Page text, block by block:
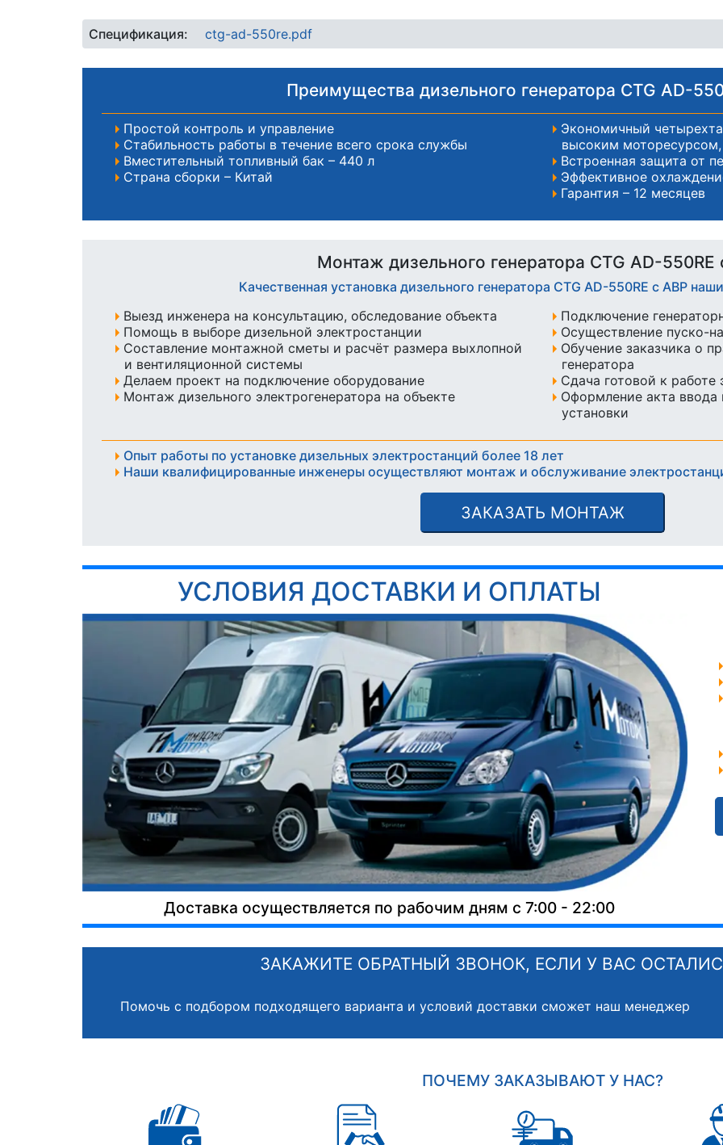
Спецификация: ctg-ad-550re.pdf
Преимущества дизельного генератора CTG AD-
Простой контроль и управление
Стабильность работы в течение всего срока службы
Вместительный топливный бак – 440 л
Страна сборки – Китай
Экономичный
высоким
Встроенная защита от
Эффективное
Гарантия – 12 месяцев
Монтаж дизельного генератора CTG AD-550RE
Качественная установка дизельного генератора CTG AD-550RE с АВР
Выезд инженера на консультацию, обследование объекта
Помощь в выборе дизельной электростанции
Составление монтажной сметы и расчёт размера выхлопной
и вентиляционной системы
Делаем проект на подключение оборудование
Монтаж дизельного электрогенератора на объекте
Подключение
Осуществление пуско-
Обучение заказчика о
генератора
Сдача готовой к работе
Оформление акта ввода
установки
Опыт работы по установке дизельных электростанций более 18 лет
Наши квалифицированные инженеры осуществляют монтаж и обслуживание
ЗАКАЗАТЬ МОНТАЖ
УСЛОВИЯ ДОСТАВКИ И ОПЛАТЫ
Доставка осуществляется по рабочим дням с 7:00 - 22:00
ЗАКАЖИТЕ ОБРАТНЫЙ ЗВОНОК, ЕСЛИ У ВАС
Помочь с подбором подходящего варианта и условий доставки сможет наш менеджер
ПОЧЕМУ ЗАКАЗЫВАЮТ У НАС?